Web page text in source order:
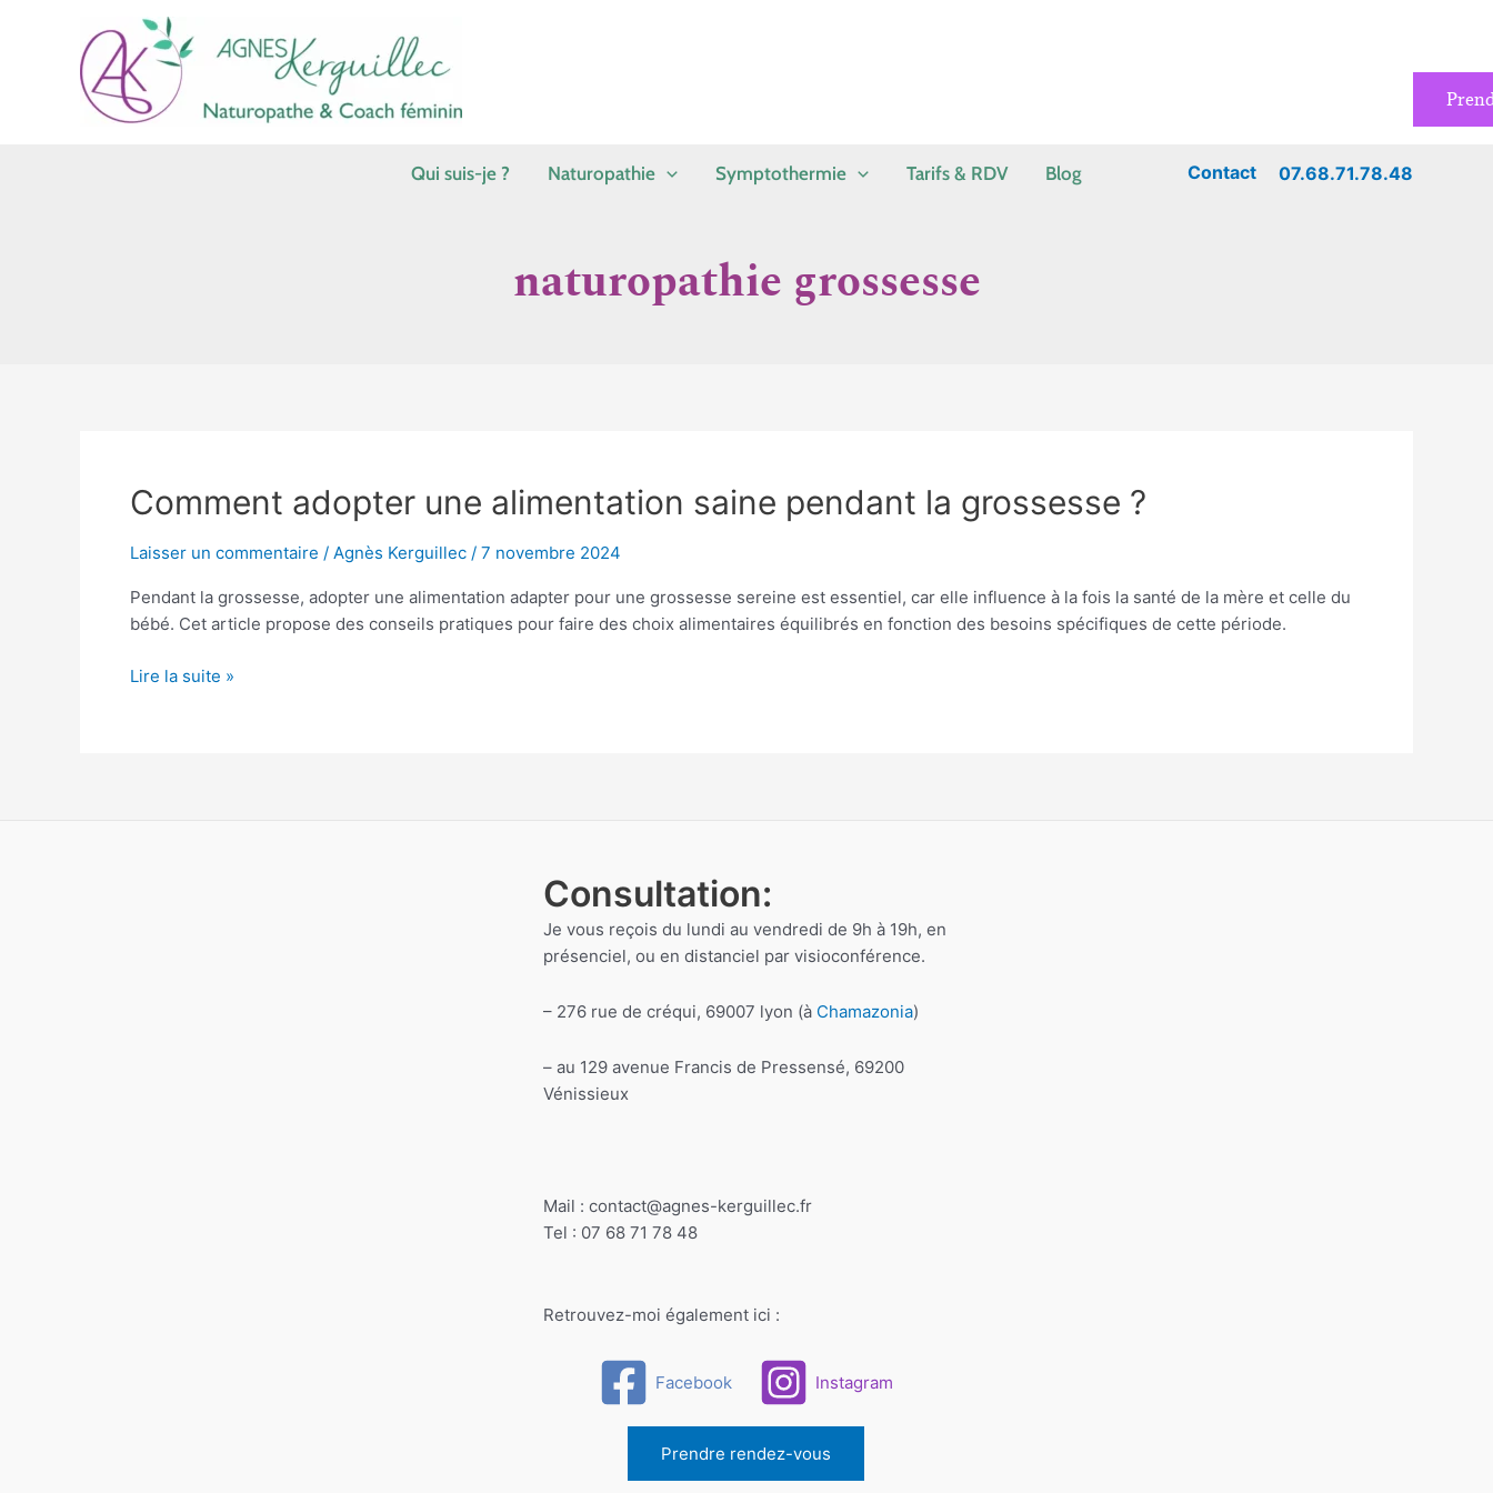
Qui suis-je ? Naturopathie Symptothermie Tarifs & RDV Blog Contact 07.68.71.78.48
naturopathie grossesse
Comment adopter une alimentation saine pendant la grossesse ?
Laisser un commentaire / Agnès Kerguillec / 7 novembre 2024
Pendant la grossesse, adopter une alimentation adapter pour une grossesse sereine est essentiel, car elle influence à la fois la santé de la mère et celle du
bébé. Cet article propose des conseils pratiques pour faire des choix alimentaires équilibrés en fonction des besoins spécifiques de cette période.
Comment
adopter
une
saine
pendant
grossesse
Lire la suite »
Consultation:
Je vous reçois du lundi au vendredi de 9h à 19h, en
présenciel, ou en distanciel par visioconférence.
– 276 rue de créqui, 69007 lyon (à Chamazonia)
– au 129 avenue Francis de Pressensé, 69200
Vénissieux
Mail : contact@agnes-kerguillec.fr
Tel : 07 68 71 78 48
Retrouvez-moi également ici :
Facebook Instagram
Prendre rendez-vous